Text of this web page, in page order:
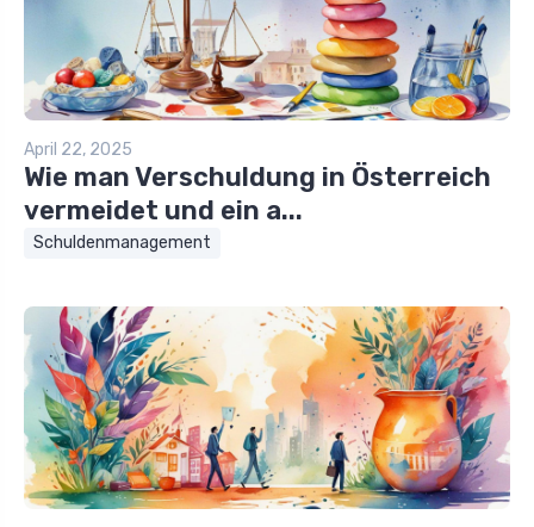
April 22, 2025
Wie man Verschuldung in Österreich
vermeidet und ein a...
Schuldenmanagement